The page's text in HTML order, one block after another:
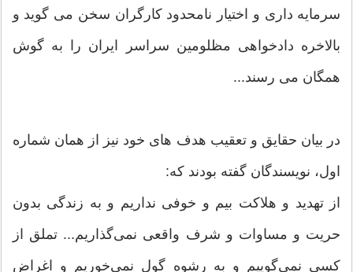
سرمایه داری و اختیار نامحدود کارگران سخن می گوید و
بالاخره دادخواهی مظلومین سراسر ایران را به گوش
همگان می رسند...
در بیان حقایق و تعقیب هدف های خود نیز از همان شماره
اول، نویسندگان گفته بودند که:
از تهدید و هلاکت بیم و خوفی نداریم و به زندگی بدون
حریت و مساوات و شرف واقعی نمی‌گذاریم... تملق از
کسی نمی‌گوییم و به رشوه گول نمی‌خوریم و اغراض